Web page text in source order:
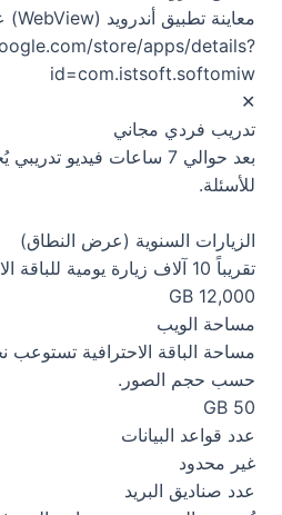
store/apps/details?
id=com.istsoft.softomiw
✕
تدريب فردي مجاني
بعد حوالي 7 ساعات فيديو
للأسئلة.
الزيارات السنوية (عرض النطاق)
تقريباً 10 آلاف زيارة يومية للباقة الاحترافية (مؤشر تقريبي).
12,000 GB
مساحة الويب
حسب حجم الصور.
50 GB
عدد قواعد البيانات
غير محدود
عدد صناديق البريد